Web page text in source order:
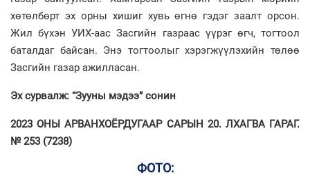
хөтөлбөрт эх орны хишиг хувь өгнө гэдэг заалт орсон.
Жил бүхэн УИХ-аас Засгийн газраас үүрэг өгч, тогтоол
баталдаг байсан. Энэ тогтоолыг хэрэгжүүлэхийн төлөө
Засгийн газар ажилласан.
Эх сурвалж: “Зууны мэдээ” сонин
2023 ОНЫ АРВАНХОЁРДУГААР САРЫН 20. ЛХАГВА ГАРАГ.
№ 253 (7238)
ФОТО: